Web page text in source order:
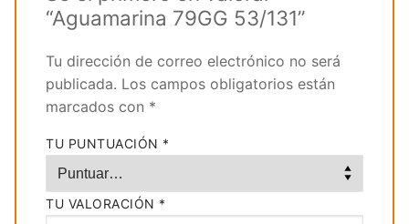
“Aguamarina 79GG 53/131”
Tu dirección de correo electrónico no será
publicada. Los campos obligatorios están
marcados con *
TU PUNTUACIÓN *
TU VALORACIÓN *